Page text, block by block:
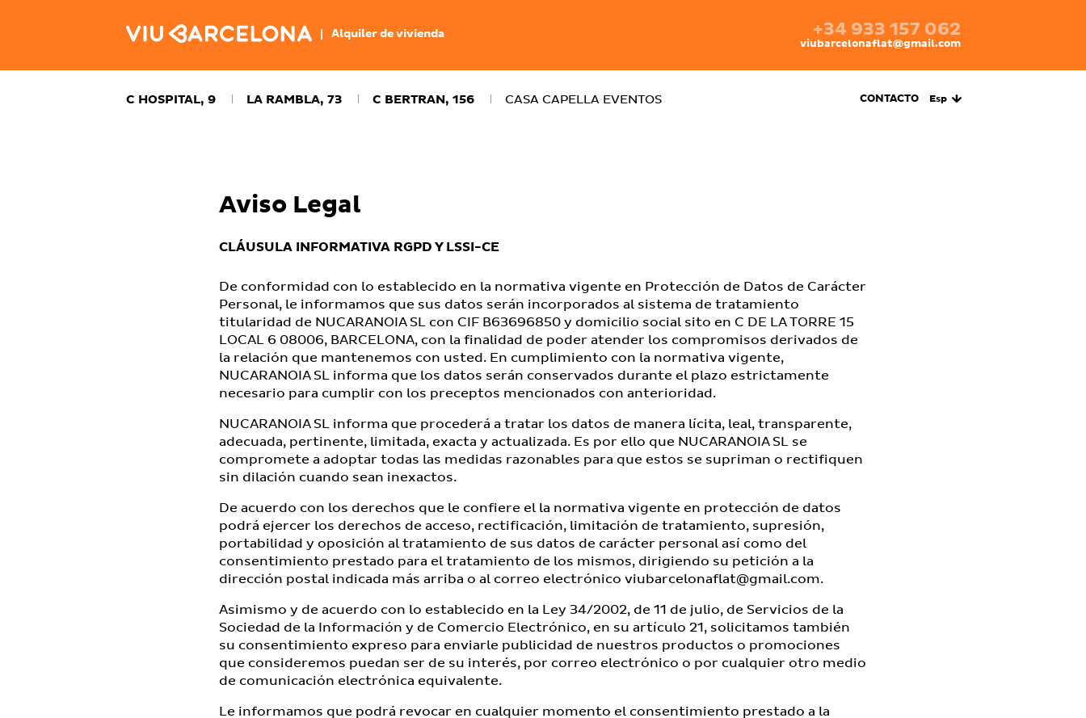
Alquiler de vivienda +34 933 157 062
viubarcelonaflat@gmail.com
C HOSPITAL, 9 LA RAMBLA, 73 C BERTRAN, 156 CASA CAPELLA EVENTOS CONTACTO Esp
Aviso Legal
CLÁUSULA INFORMATIVA RGPD Y LSSI-CE
De conformidad con lo establecido en la normativa vigente en Protección de Datos de Carácter
Personal, le informamos que sus datos serán incorporados al sistema de tratamiento
titularidad de NUCARANOIA SL con CIF B63696850 y domicilio social sito en C DE LA TORRE 15
LOCAL 6 08006, BARCELONA, con la finalidad de poder atender los compromisos derivados de
la relación que mantenemos con usted. En cumplimiento con la normativa vigente,
NUCARANOIA SL informa que los datos serán conservados durante el plazo estrictamente
necesario para cumplir con los preceptos mencionados con anterioridad.
NUCARANOIA SL informa que procederá a tratar los datos de manera lícita, leal, transparente,
adecuada, pertinente, limitada, exacta y actualizada. Es por ello que NUCARANOIA SL se
compromete a adoptar todas las medidas razonables para que estos se supriman o rectifiquen
sin dilación cuando sean inexactos.
De acuerdo con los derechos que le confiere el la normativa vigente en protección de datos
podrá ejercer los derechos de acceso, rectificación, limitación de tratamiento, supresión,
portabilidad y oposición al tratamiento de sus datos de carácter personal así como del
consentimiento prestado para el tratamiento de los mismos, dirigiendo su petición a la
dirección postal indicada más arriba o al correo electrónico viubarcelonaflat@gmail.com.
Asimismo y de acuerdo con lo establecido en la Ley 34/2002, de 11 de julio, de Servicios de la
Sociedad de la Información y de Comercio Electrónico, en su artículo 21, solicitamos también
su consentimiento expreso para enviarle publicidad de nuestros productos o promociones
que consideremos puedan ser de su interés, por correo electrónico o por cualquier otro medio
de comunicación electrónica equivalente.
Le informamos que podrá revocar en cualquier momento el consentimiento prestado a la